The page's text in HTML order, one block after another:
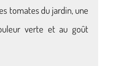
tomates du jardin, une
verte et au goût